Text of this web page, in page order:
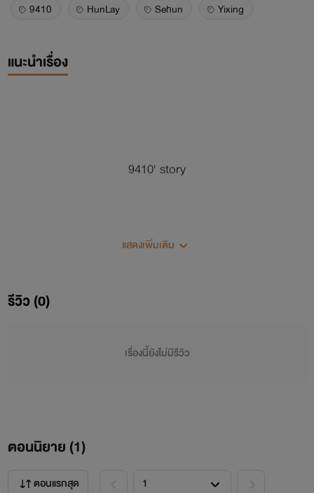
9410 HunLay Sehun Yixing
แนะนำเรื่อง
9410' story
Sehun x Yixing
แสดงเพิ่มเติม
รีวิว (0)
เรื่องนี้ยังไม่มีรีวิว
ตอนนิยาย (1)
ตอนแรกสุด